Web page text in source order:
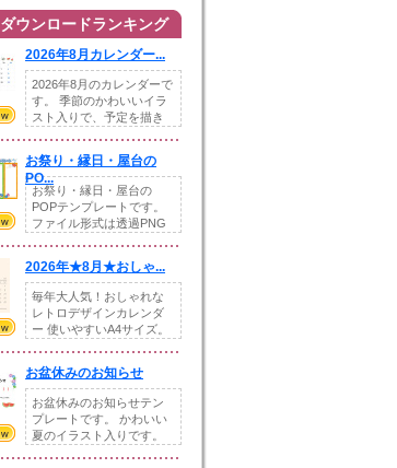
ダウンロードランキング
2026年8月カレンダー...
2026年8月のカレンダーで
す。 季節のかわいいイラ
スト入りで、予定を描き
お祭り・縁日・屋台の
PO...
お祭り・縁日・屋台の
POPテンプレートです。
ファイル形式は透過PNG
2026年★8月★おしゃ...
毎年大人気！おしゃれな
レトロデザインカレンダ
ー 使いやすいA4サイズ。
お盆休みのお知らせ
お盆休みのお知らせテン
プレートです。 かわいい
夏のイラスト入りです。